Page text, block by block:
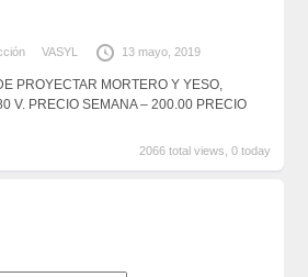
VASYL 13 mayo, 2019
PROYECTAR MORTERO Y YESO,
V. PRECIO SEMANA – 200.00 PRECIO
2066 total views, 0 today